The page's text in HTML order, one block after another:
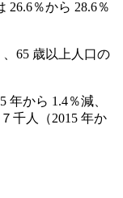
26.6％から 28.6％
65 歳以上人口の
年から 1.4％減、
千人（2015 年か